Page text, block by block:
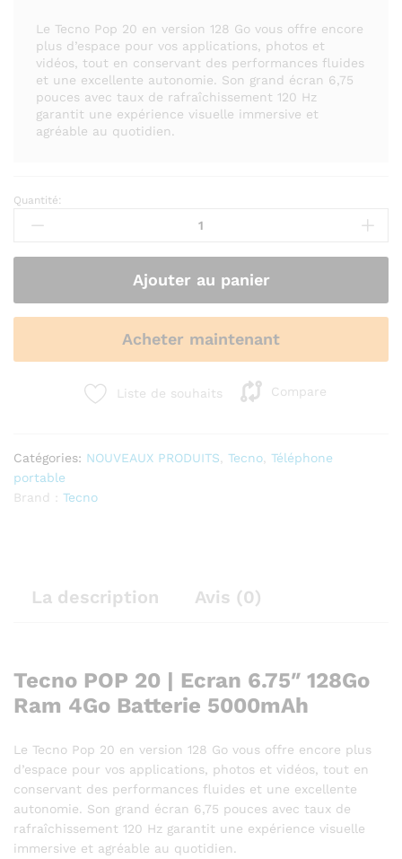
Le Tecno Pop 20 en version 128 Go vous offre encore
plus d’espace pour vos applications, photos et
vidéos, tout en conservant des performances fluides
et une excellente autonomie. Son grand écran 6,75
pouces avec taux de rafraîchissement 120 Hz
garantit une expérience visuelle immersive et
agréable au quotidien.
Tecno
POP
|
6.75"
128Go
4Go
Quantité:
Ajouter au panier
Acheter maintenant
Liste de souhaits Compare
Catégories: NOUVEAUX PRODUITS Tecno Téléphone
portable
Brand : Tecno
La description Avis (0)
Tecno POP 20 | Ecran 6.75″ 128Go
Ram 4Go Batterie 5000mAh
Le Tecno Pop 20 en version 128 Go vous offre encore plus
d’espace pour vos applications, photos et vidéos, tout en
conservant des performances fluides et une excellente
autonomie. Son grand écran 6,75 pouces avec taux de
rafraîchissement 120 Hz garantit une expérience visuelle
immersive et agréable au quotidien.